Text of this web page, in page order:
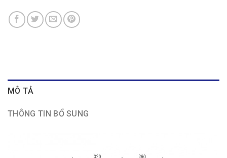
MÔ TẢ
THÔNG TIN BỔ SUNG